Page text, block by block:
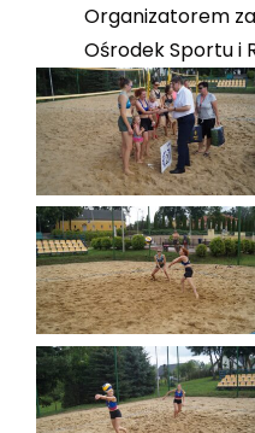
Organizatorem
Ośrodek Sportu i